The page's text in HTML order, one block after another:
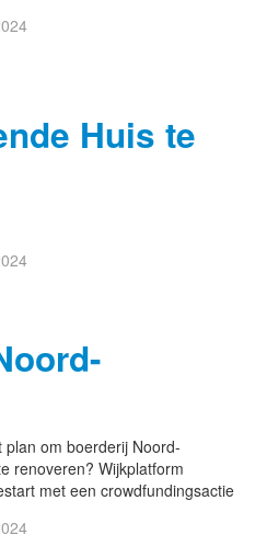
Huis te
om boerderij Noord-
renoveren? Wijkplatform
met een crowdfundingsactie